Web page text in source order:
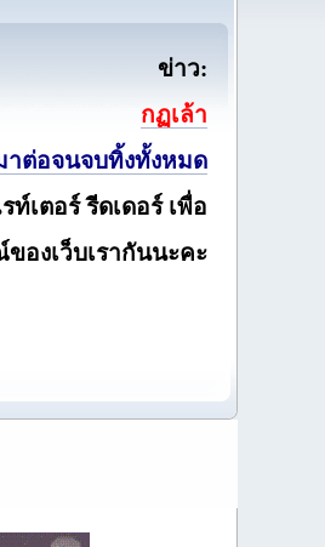
ข่าว:
กฏเล้า
าต่อจนจบทิ้งทั้งหมด
เตอร์ รีดเดอร์ เพื่อ
องเว็บเรากันนะคะ